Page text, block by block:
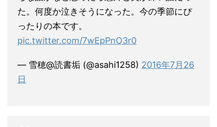
た。何度か泣きそうになった。今の季節にぴ
ったりの本です。
pic.twitter.com/7wEpPnO3r0
— 雪穂@読書垢 (@asahi1258) 2016年7月26
日